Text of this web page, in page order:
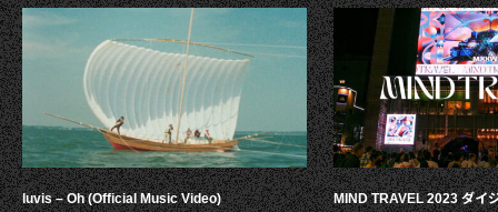
luvis – Oh (Official Music Video) MIND TRAVEL 2023 ダイ